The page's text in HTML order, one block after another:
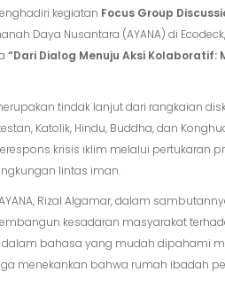
kegiatan Focus Group
Daya Nusantara (AYANA) di
“Dari Dialog Menuju Aksi
tindak lanjut dari rangkaian
Katolik, Hindu, Buddha, dan
krisis iklim melalui pertukaran
lintas iman.
AYANA, Rizal Algamar, dalam
kesadaran masyarakat
dalam bahasa yang mudah dipahami
menekankan bahwa rumah ibadah